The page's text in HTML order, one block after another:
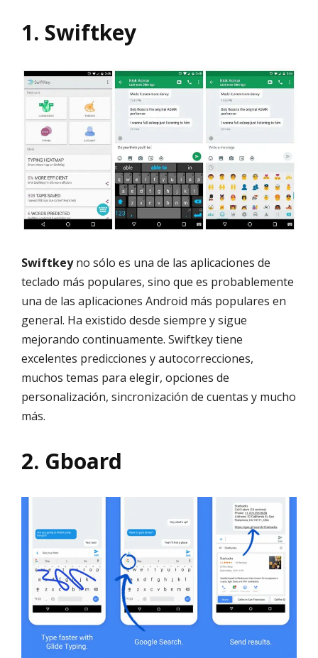
1. Swiftkey
Swiftkeyno sólo es una de las aplicaciones de
teclado más populares, sino que es probablemente
una de las aplicaciones Android más populares en
general. Ha existido desde siempre y sigue
mejorando continuamente. Swiftkey tiene
excelentes predicciones y autocorrecciones,
muchos temas para elegir, opciones de
personalización, sincronización de cuentas y mucho
más.
2. Gboard